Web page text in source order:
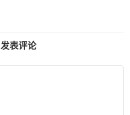
发表评论